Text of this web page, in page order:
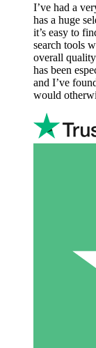
I’ve had a
has a huge
it’s easy to
search tools
overall
has been
and I’ve
would